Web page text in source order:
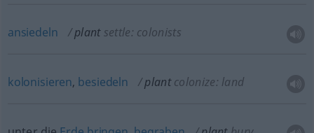
ansiedeln plant settle: colonists
kolonisieren, besiedeln plant colonize: land